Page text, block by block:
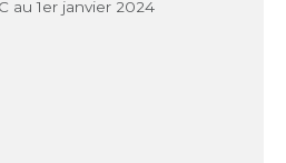
au 1er janvier 2024